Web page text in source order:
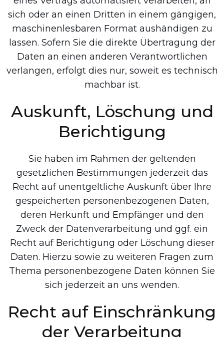
sich oder an einen Dritten in einem gängigen,
maschinenlesbaren Format aushändigen zu
lassen. Sofern Sie die direkte Übertragung der
Daten an einen anderen Verantwortlichen
verlangen, erfolgt dies nur, soweit es technisch
machbar ist.
Auskunft, Löschung und
Berichtigung
Sie haben im Rahmen der geltenden
gesetzlichen Bestimmungen jederzeit das
Recht auf unentgeltliche Auskunft über Ihre
gespeicherten personenbezogenen Daten,
deren Herkunft und Empfänger und den
Zweck der Datenverarbeitung und ggf. ein
Recht auf Berichtigung oder Löschung dieser
Daten. Hierzu sowie zu weiteren Fragen zum
Thema personenbezogene Daten können Sie
sich jederzeit an uns wenden.
Recht auf Einschränkung
der Verarbeitung